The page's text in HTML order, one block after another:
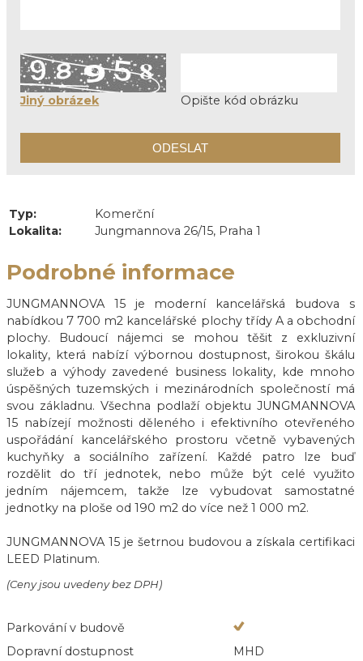
Jiný obrázek Opište kód obrázku
Typ:
Komerční
Lokalita:
Jungmannova 26/15, Praha 1
Podrobné informace
JUNGMANNOVA 15 je moderní kancelářská budova s
nabídkou 7 700 m2 kancelářské plochy třídy A a obchodní
plochy. Budoucí nájemci se mohou těšit z exkluzivní
lokality, která nabízí výbornou dostupnost, širokou škálu
služeb a výhody zavedené business lokality, kde mnoho
úspěšných tuzemských i mezinárodních společností má
svou základnu. Všechna podlaží objektu JUNGMANNOVA
15 nabízejí možnosti děleného i efektivního otevřeného
uspořádání kancelářského prostoru včetně vybavených
kuchyňky a sociálního zařízení. Každé patro lze buď
rozdělit do tří jednotek, nebo může být celé využito
jedním nájemcem, takže lze vybudovat samostatné
jednotky na ploše od 190 m2 do více než 1 000 m2.
JUNGMANNOVA 15 je šetrnou budovou a získala certifikaci
LEED Platinum.
(Ceny jsou uvedeny bez DPH)
Parkování v budově
Dopravní dostupnost
MHD